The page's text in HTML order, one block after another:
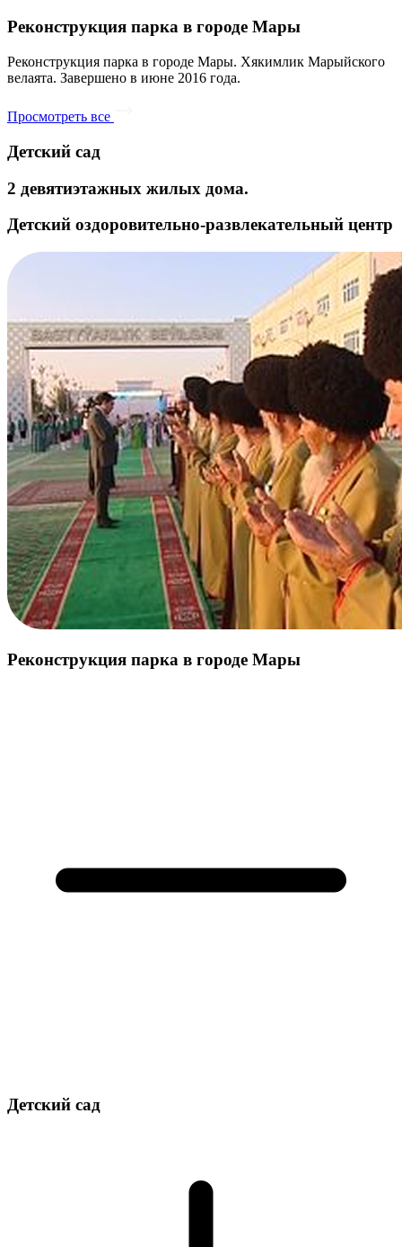
Реконструкция парка в городе Мары
Реконструкция парка в городе Мары. Хякимлик Марыйского
велаята. Завершено в июне 2016 года.
Просмотреть все
Детский сад
2 девятиэтажных жилых дома.
Детский оздоровительно-развлекательный центр
Реконструкция парка в городе Мары
Детский сад